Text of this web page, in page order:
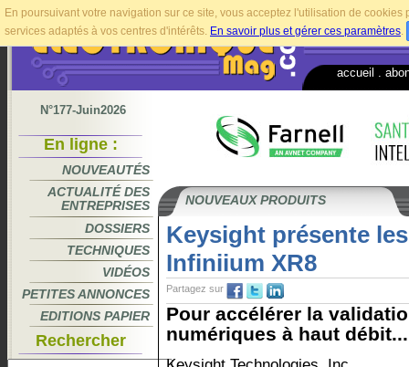
En poursuivant votre navigation sur ce site, vous acceptez l'utilisation de
services adaptés à vos centres d'intérêts. En savoir plus et gérer ces paramètres.
accueil
N°177-Juin2026
En ligne :
NOUVEAUTÉS
ACTUALITÉ DES
ENTREPRISES
DOSSIERS
TECHNIQUES
VIDÉOS
PETITES ANNONCES
EDITIONS PAPIER
Rechercher
NOUVEAUX PRODUITS
Keysight présente
Infiniium XR8
Partagez sur
Pour accélérer la
numériques à haut débit...